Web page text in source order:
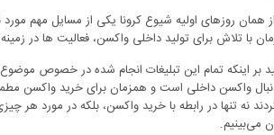
همان روزهای اولیه شیوع کرونا یکی از مسایل مهم
با تلاش برای تولید داخلی واکسن، فعالیت ها در
بر اینکه تمام این تبلیغات انجام شده در خصوص
دنبال واکسن داخلی است و همزمان برای خرید واکسن
نه تنها در رابطه با خرید واکسن، بلکه در مورد هر
می‌بینیم.